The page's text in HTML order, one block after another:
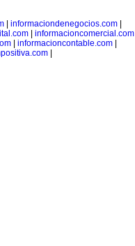
informaciondenegocios.com
informacioncomercial.com
informacioncontable.com
|